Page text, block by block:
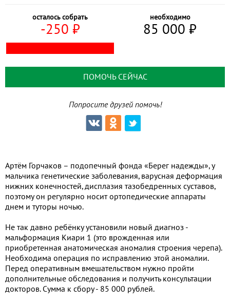
осталось собрать
-250 ⃏
необходимо
85 000 ⃏
ПОМОЧЬ СЕЙЧАС
Попросите друзей помочь!
Артём Горчаков – подопечный фонда «Берег надежды», у
мальчика генетические заболевания, варусная деформация
нижних конечностей, дисплазия тазобедренных суставов,
поэтому он регулярно носит ортопедические аппараты
днем и туторы ночью.
Не так давно ребёнку установили новый диагноз -
мальформация Киари 1 (это врожденная или
приобретенная анатомическая аномалия строения черепа).
Необходима операция по исправлению этой аномалии.
Перед оперативным вмешательством нужно пройти
дополнительные обследования и получить консультации
докторов. Сумма к сбору - 85 000 рублей.